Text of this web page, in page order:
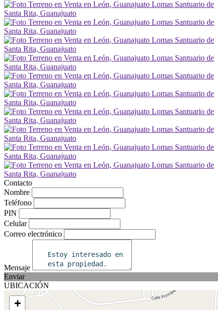
Contacto
Nombre
Teléfono
PIN
Celular
Correo electrónico
Mensaje
Enviar
UBICACIÓN
+